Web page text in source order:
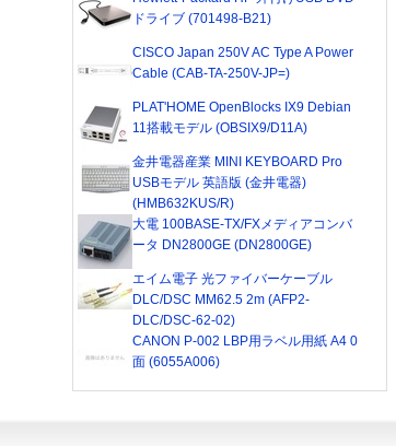
ドライブ (701498-B21)
CISCO Japan 250V AC Type A Power
Cable (CAB-TA-250V-JP=)
PLAT'HOME OpenBlocks IX9 Debian
11搭載モデル (OBSIX9/D11A)
金井電器産業 MINI KEYBOARD Pro
USBモデル 英語版 (金井電器)
(HMB632KUS/R)
大電 100BASE-TX/FXメディアコンバ
ータ DN2800GE (DN2800GE)
エイム電子 光ファイバーケーブル
DLC/DSC MM62.5 2m (AFP2-
DLC/DSC-62-02)
CANON P-002 LBP用ラベル用紙 A4 0
面 (6055A006)